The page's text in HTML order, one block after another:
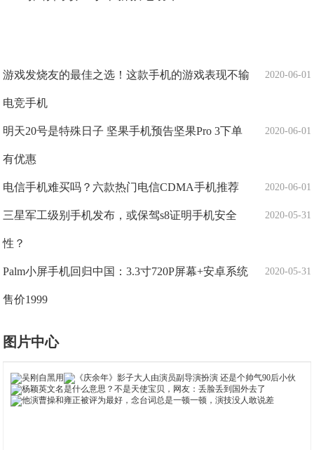
2020-06-01
游戏发烧友的最佳之选！这款手机的游戏表现不输
电竞手机
2020-06-01
明天20号是特殊日子 坚果手机预告坚果Pro 3下单
有优惠
2020-06-01
电信手机难买吗？六款热门电信CDMA手机推荐
2020-05-31
三星军工级别手机发布，或保驾s8证明手机安全
性？
2020-05-31
Palm小屏手机回归中国：3.3寸720P屏幕+安卓系统
售价1999
图片中心